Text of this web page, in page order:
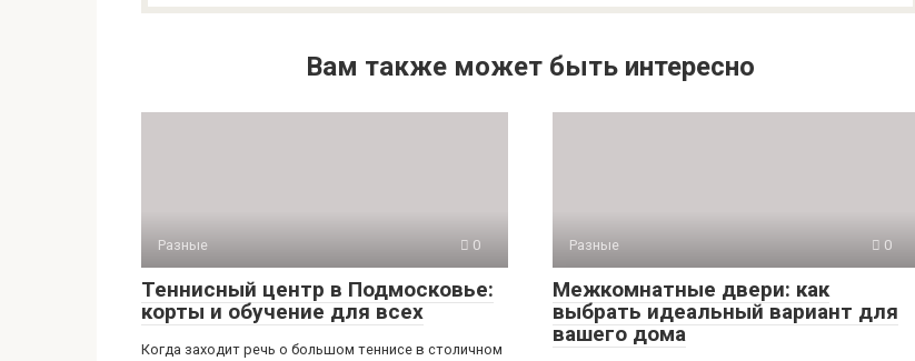
Вам также может быть интересно
Разные 0
Теннисный центр в Подмосковье:
корты и обучение для всех
Когда заходит речь о большом теннисе в столичном
Разные 0
Межкомнатные двери: как
выбрать идеальный вариант для
вашего дома